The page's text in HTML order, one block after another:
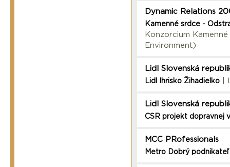
Dynamic Relations
Kamenné srdce -
Konzorcium
Environment)
Lidl Slovenská
Lidl Ihrisko Žihadielko |
Lidl Slovenská
CSR projekt dopravnej
MCC PRofessionals
Metro Dobrý podnikateľ